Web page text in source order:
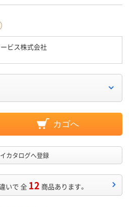
ビス株式会社
カゴへ
カタログへ登録
違いで 全 12 商品あります。